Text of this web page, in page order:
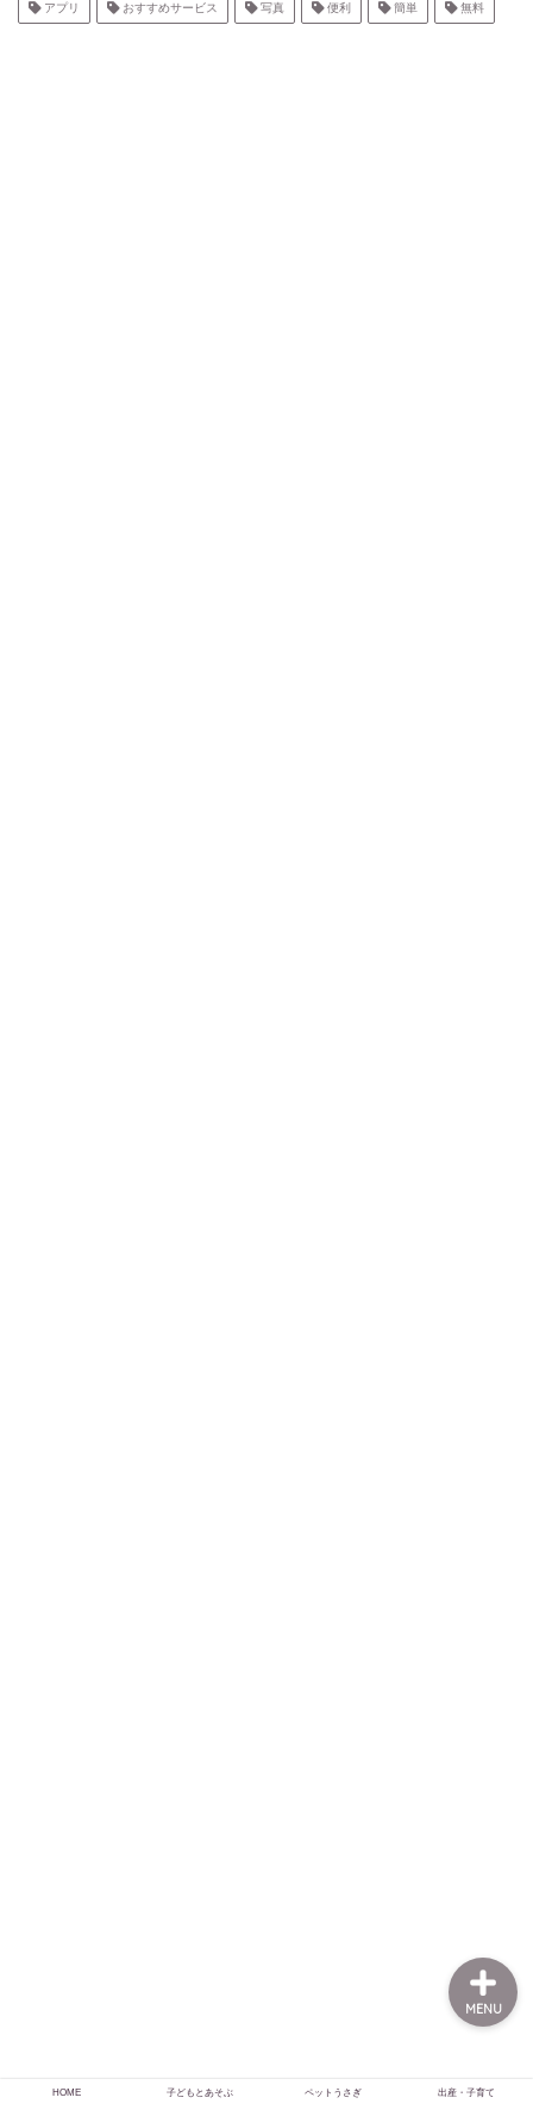
アプリ おすすめサービス 写真 便利 簡単 無料
HOME 子どもとあそぶ ペットうさぎ 出産・子育て
MENU